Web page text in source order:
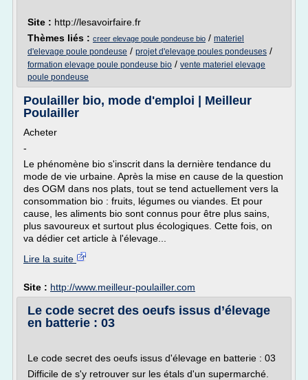
Site : http://lesavoirfaire.fr
Thèmes liés : creer elevage poule pondeuse bio / materiel
d'elevage poule pondeuse / projet d'elevage poules pondeuses /
formation elevage poule pondeuse bio / vente materiel elevage
poule pondeuse
Poulailler bio, mode d'emploi | Meilleur
Poulailler
Acheter
-
Le phénomène bio s'inscrit dans la dernière tendance du
mode de vie urbaine. Après la mise en cause de la question
des OGM dans nos plats, tout se tend actuellement vers la
consommation bio : fruits, légumes ou viandes. Et pour
cause, les aliments bio sont connus pour être plus sains,
plus savoureux et surtout plus écologiques. Cette fois, on
va dédier cet article à l'élevage...
Lire la suite
Site : http://www.meilleur-poulailler.com
Le code secret des oeufs issus d’élevage
en batterie : 03
Le code secret des oeufs issus d'élevage en batterie : 03
Difficile de s'y retrouver sur les étals d'un supermarché.